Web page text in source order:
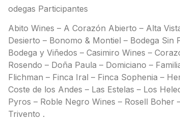
odegas Participantes
Abito Wines – A Corazón Abierto – Alta
Desierto – Bonomo & Montiel – Bodega Sin
Bodega y Viñedos – Casimiro Wines –
Rosendo – Doña Paula – Domiciano –
Flichman – Finca Iral – Finca Sophenia –
Coste de los Andes – Las Estelas – Los
Pyros – Roble Negro Wines – Rosell Boher
Trivento .